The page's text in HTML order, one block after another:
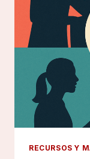
RECURSOS Y